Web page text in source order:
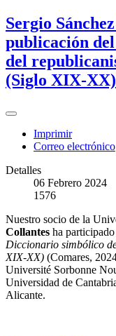
Sergio
publicación
del
(Siglo XIX-
Imprimir
Correo electrónico
Detalles
06 Febrero 2024
1576
Nuestro socio de la
Collantes ha
Diccionario simbólico
XIX-XX) (Comares,
Université Sorbonne
Universidad de
Alicante.